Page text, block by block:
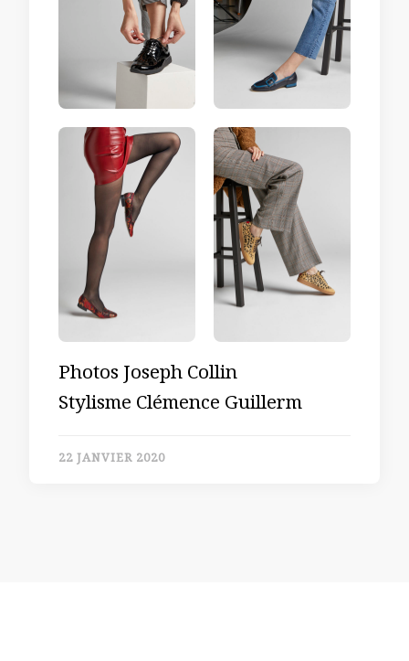
Photos Joseph Collin
Stylisme Clémence Guillerm
22 JANVIER 2020